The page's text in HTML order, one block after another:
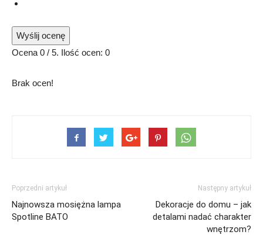
Wyślij ocenę
Ocena 0 / 5. Ilość ocen: 0
Brak ocen!
Poprzedni artykuł
Najnowsza mosiężna lampa
Spotline BATO
Następny artykuł
Dekoracje do domu – jak
detalami nadać charakter
wnętrzom?